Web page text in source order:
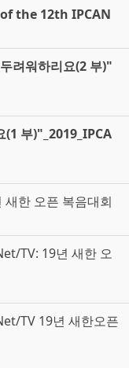
the 12th IPCAN
려워하리요(2 부)"
부)"_2019_IPCA
한 오픈 복음대회
TV: 19년 새한 오
TV 19년 새한오픈